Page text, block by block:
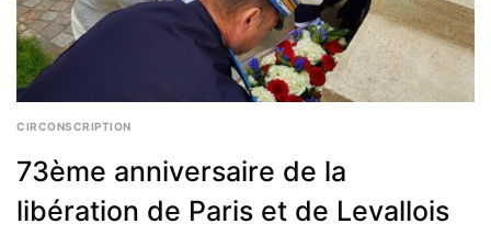
CIRCONSCRIPTION
73ème anniversaire de la
libération de Paris et de Levallois